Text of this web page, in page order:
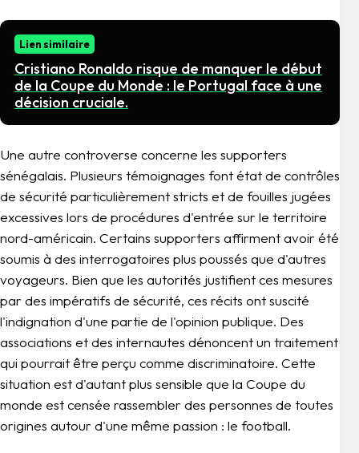
Lien similaire
Cristiano Ronaldo risque de manquer le début
de la Coupe du Monde : le Portugal face à une
décision cruciale.
Une autre controverse concerne les supporters
sénégalais. Plusieurs témoignages font état de contrôles
de sécurité particulièrement stricts et de fouilles jugées
excessives lors de procédures d'entrée sur le territoire
nord-américain. Certains supporters affirment avoir été
soumis à des interrogatoires plus poussés que d'autres
voyageurs. Bien que les autorités justifient ces mesures
par des impératifs de sécurité, ces récits ont suscité
l'indignation d'une partie de l'opinion publique. Des
associations et des internautes dénoncent un traitement
qui pourrait être perçu comme discriminatoire. Cette
situation est d'autant plus sensible que la Coupe du
monde est censée rassembler des personnes de toutes
origines autour d'une même passion : le football.